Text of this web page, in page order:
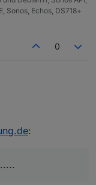
Sonos, Echos, DS718+
0
..... :